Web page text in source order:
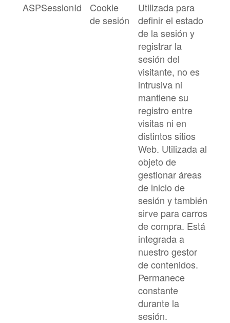
ASPSessionId
Cookie
de sesión
Utilizada para
definir el estado
de la sesión y
registrar la
sesión del
visitante, no es
intrusiva ni
mantiene su
registro entre
visitas ni en
distintos sitios
Web. Utilizada al
objeto de
gestionar áreas
de inicio de
sesión y también
sirve para carros
de compra. Está
integrada a
nuestro gestor
de contenidos.
Permanece
constante
durante la
sesión.